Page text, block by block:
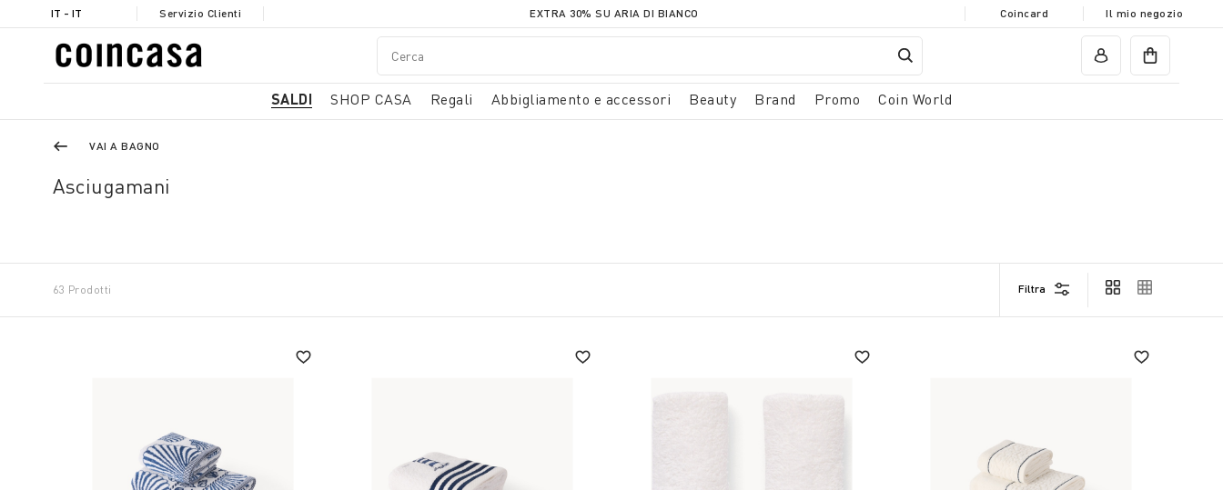
IT - IT Servizio Clienti EXTRA 30% SU ARIA DI BIANCO Coincard Il mio negozio
SALDI SHOP CASA Regali Abbigliamento e accessori Beauty Brand Promo Coin World
VAI A BAGNO
Asciugamani
63 Prodotti Filtra